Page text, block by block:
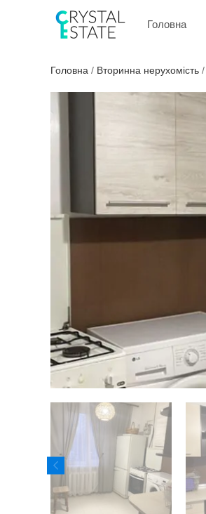
Головна
Головна / Вторинна нерухомість /